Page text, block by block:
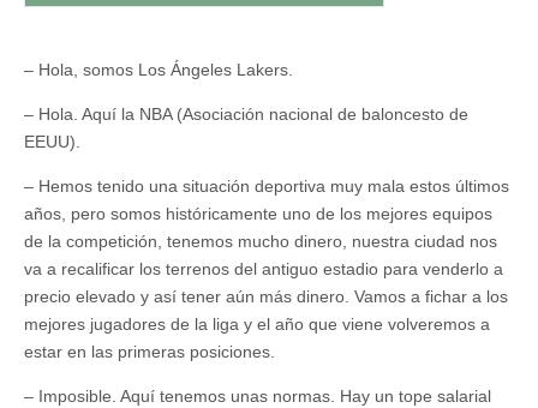
– Hola, somos Los Ángeles Lakers.
– Hola. Aquí la NBA (Asociación nacional de baloncesto de
EEUU).
– Hemos tenido una situación deportiva muy mala estos últimos
años, pero somos históricamente uno de los mejores equipos
de la competición, tenemos mucho dinero, nuestra ciudad nos
va a recalificar los terrenos del antiguo estadio para venderlo a
precio elevado y así tener aún más dinero. Vamos a fichar a los
mejores jugadores de la liga y el año que viene volveremos a
estar en las primeras posiciones.
– Imposible. Aquí tenemos unas normas. Hay un tope salarial